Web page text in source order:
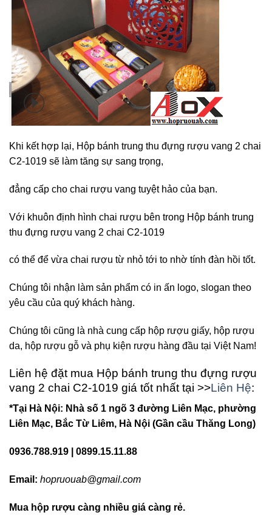
Khi kết hợp lại, Hộp bánh trung thu đựng rượu vang 2 chai
C2-1019 sẽ làm tăng sự sang trọng,
đẳng cấp cho chai rượu vang tuyệt hảo của bạn.
Với khuôn định hình chai rượu bên trong Hộp bánh trung
thu đựng rượu vang 2 chai C2-1019
có thể để vừa chai rượu từ nhỏ tới to nhờ tính đàn hồi tốt.
Chúng tôi nhận làm sản phẩm có in ấn logo, slogan theo
yêu cầu của quý khách hàng.
Chúng tôi cũng là nhà cung cấp hộp rượu giấy, hộp rượu
da, hộp rượu gỗ và phụ kiện rượu hàng đầu tại Việt Nam!
Liên hệ đặt mua Hộp bánh trung thu đựng rượu
vang 2 chai C2-1019 giá tốt nhất tại >>Liên Hệ:
*Tại Hà Nội: Nhà số 1 ngõ 3 đường Liên Mạc, phường
Liên Mạc, Bắc Từ Liêm, Hà Nội (Gần cầu Thăng Long)
0936.788.919 | 0899.15.11.88
Email: hopruouab@gmail.com
Mua hộp rượu càng nhiều giá càng rẻ.